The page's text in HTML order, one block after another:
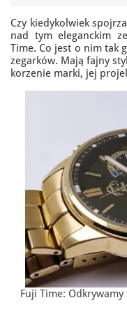
Czy kiedykolwiek
nad tym eleganckim
Time. Co jest o nim tak
zegarków. Mają fajny
korzenie marki, jej
Fuji Time: